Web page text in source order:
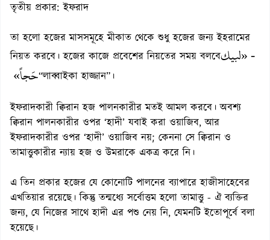
তৃতীয় প্রকার: ইফরাদ
তা হলো হজের মাসসমূহে মীকাত থেকে শুধু হজের জন্য ইহরামের
নিয়ত করবে। হজের কাজে প্রবেশের নিয়তের সময় বলবে- «لبيك
حَجاً»“লাব্বাইকা হাজ্জান”।
ইফরাদকারী ক্বিরান হজ পালনকারীর মতই আমল করবে। অবশ্য
ক্বিরান পালনকারীর ওপর ‘হাদী’ যবাই করা ওয়াজিব, আর
ইফরাদকারীর ওপর ‘হাদী’ ওয়াজিব নয়; কেননা সে ক্বিরান ও
তামাত্তুকারীর ন্যায় হজ ও উমরাকে একত্র করে নি।
এ তিন প্রকার হজের যে কোনোটি পালনের ব্যাপারে হাজীসাহেবের
এখতিয়ার রয়েছে। কিন্তু তন্মধ্যে সর্বোত্তম হলো তামাত্তু - ঐ ব্যক্তির
জন্য, যে নিজের সাথে হাদী এর পশু নেয় নি, যেমনটি ইতোপূর্বে বলা
হয়েছে।